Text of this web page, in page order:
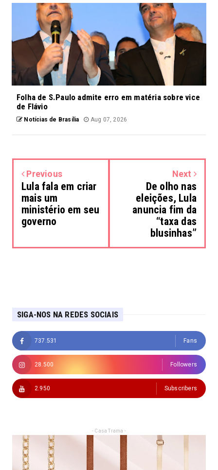
Folha de S.Paulo admite erro em matéria sobre vice
de Flávio
Notícias de Brasília Aug 07, 2026
Previous
Lula fala em criar
mais um
ministério em seu
governo
Next
De olho nas
eleições, Lula
anuncia fim da
“taxa das
blusinhas”
SIGA-NOS NA REDES SOCIAIS
737.531 Fans
28.500 Followers
2.950 Subscribers
- Casa Trama -